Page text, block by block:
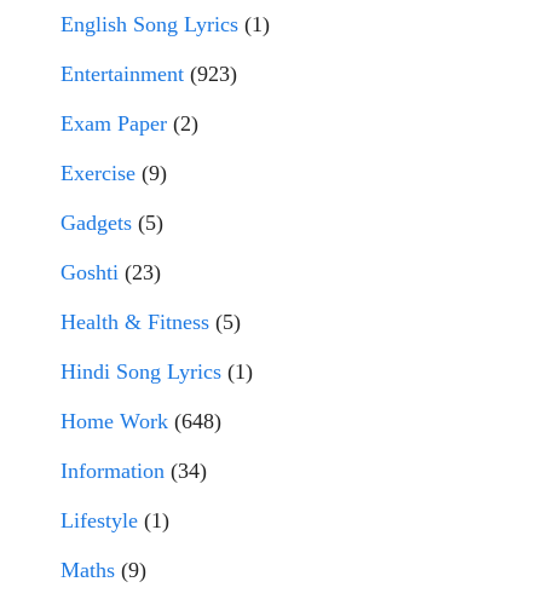
English Song Lyrics (1)
Entertainment (923)
Exam Paper (2)
Exercise (9)
Gadgets (5)
Goshti (23)
Health & Fitness (5)
Hindi Song Lyrics (1)
Home Work (648)
Information (34)
Lifestyle (1)
Maths (9)